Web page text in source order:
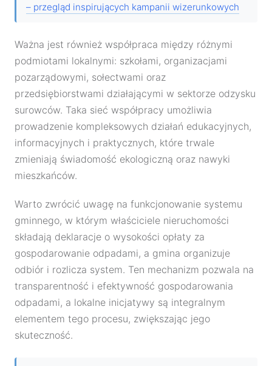
– przegląd inspirujących kampanii wizerunkowych
Ważna jest również współpraca między różnymi
podmiotami lokalnymi: szkołami, organizacjami
pozarządowymi, sołectwami oraz
przedsiębiorstwami działającymi w sektorze odzysku
surowców. Taka sieć współpracy umożliwia
prowadzenie kompleksowych działań edukacyjnych,
informacyjnych i praktycznych, które trwale
zmieniają świadomość ekologiczną oraz nawyki
mieszkańców.
Warto zwrócić uwagę na funkcjonowanie systemu
gminnego, w którym właściciele nieruchomości
składają deklaracje o wysokości opłaty za
gospodarowanie odpadami, a gmina organizuje
odbiór i rozlicza system. Ten mechanizm pozwala na
transparentność i efektywność gospodarowania
odpadami, a lokalne inicjatywy są integralnym
elementem tego procesu, zwiększając jego
skuteczność.